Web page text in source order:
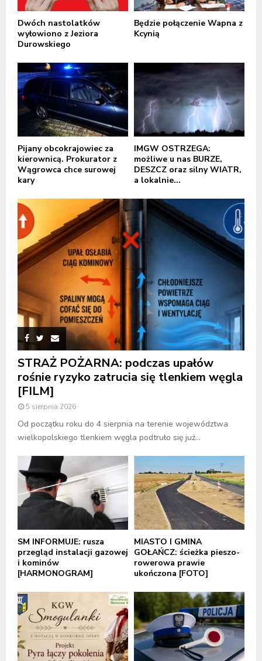
Dwóch nastolatków
wyłowiono z Jeziora
Durowskiego
Będzie połączenie Wapna z
Kcynią
Pijany obcokrajowiec za
kierownicą. Prokurator z
Wągrowca chce surowej
kary
IMGW OSTRZEGA:
możliwe u nas BURZE,
DESZCZ oraz silny WIATR,
a lokalnie...
STRAŻ POŻARNA: podczas upałów
rośnie ryzyko zatrucia się tlenkiem węgla
[FILM]
5 sierpnia 2026
Od początku roku do 4 sierpnia na terenie województwa
wielkopolskiego tlenkiem węgla podtruło się już...
SM INFORMUJE: rusza
przegląd instalacji gazowej
i kominów
[HARMONOGRAM]
MIASTO I GMINA
GOŁAŃCZ: ścieżka pieszo-
rowerowa prawie
ukończona [FOTO]